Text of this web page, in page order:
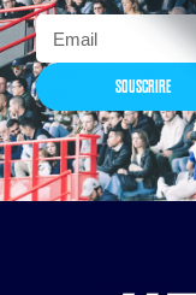
SOUSCRIRE